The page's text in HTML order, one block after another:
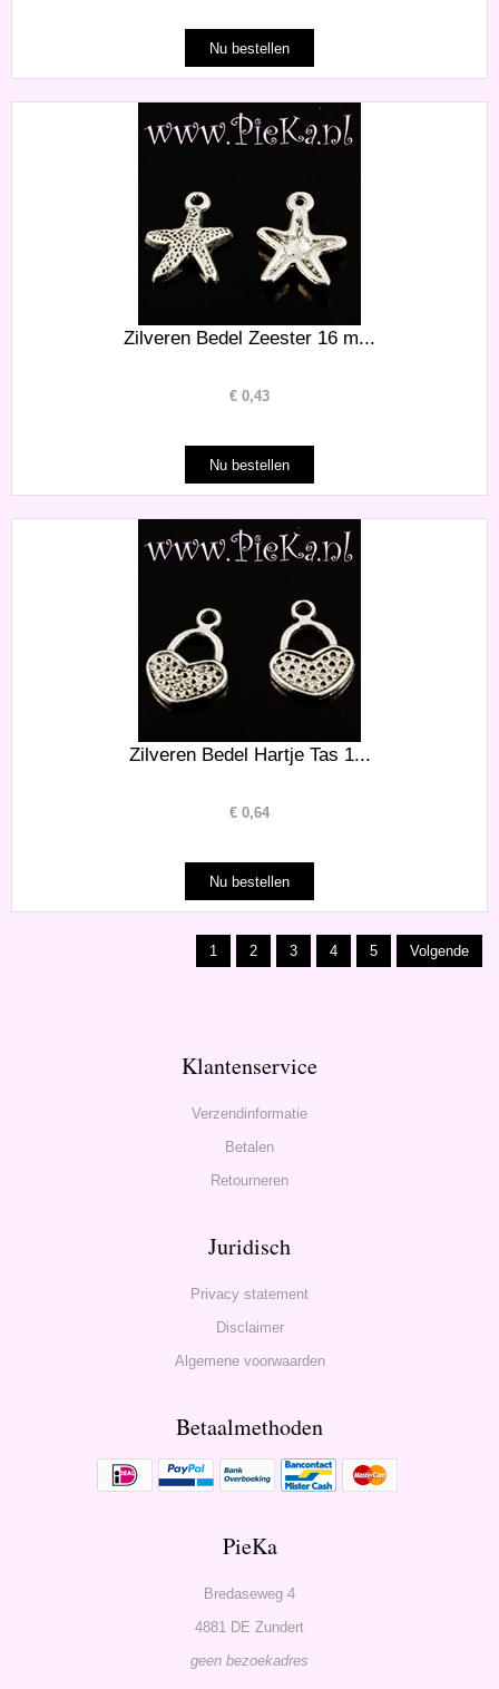
Zilveren Bedel Zeester 16 m...
€ 0,43
Zilveren Bedel Hartje Tas 1...
€ 0,64
1 2 3 4 5 Volgende
Klantenservice
Verzendinformatie
Betalen
Retourneren
Juridisch
Privacy statement
Disclaimer
Algemene voorwaarden
Betaalmethoden
PieKa
Bredaseweg 4
4881 DE Zundert
geen bezoekadres